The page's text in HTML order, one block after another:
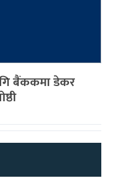
बैंककमा डेकर